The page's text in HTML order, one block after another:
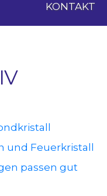
KONTAKT
und Feuerkristall
passen gut